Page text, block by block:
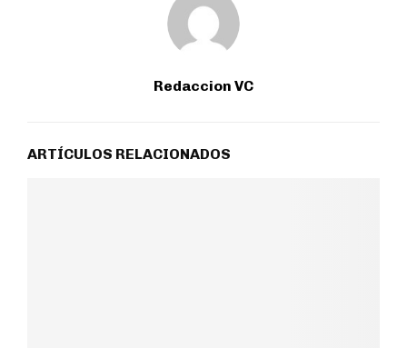
Redaccion VC
ARTÍCULOS RELACIONADOS